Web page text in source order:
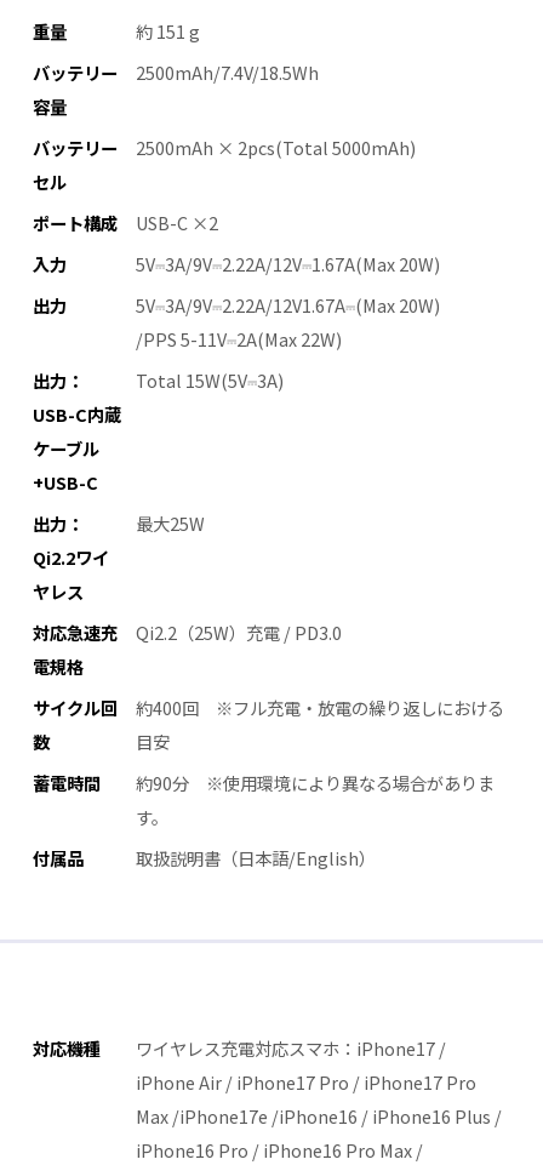
重量
約 151 g
バッテリー
容量
2500mAh/7.4V/18.5Wh
バッテリー
セル
2500mAh × 2pcs(Total 5000mAh)
ポート構成
USB-C ×2
入力
5V⎓3A/9V⎓2.22A/12V⎓1.67A(Max 20W)
出力
5V⎓3A/9V⎓2.22A/12V1.67A⎓(Max 20W)
/PPS 5-11V⎓2A(Max 22W)
出力：
USB-C内蔵
ケーブル
+USB-C
Total 15W(5V⎓3A)
出力：
Qi2.2ワイ
ヤレス
最大25W
対応急速充
電規格
Qi2.2（25W）充電 / PD3.0
サイクル回
数
約400回 ※フル充電・放電の繰り返しにおける
目安
蓄電時間
約90分 ※使用環境により異なる場合がありま
す。
付属品
取扱説明書（日本語/English）
対応機種
ワイヤレス充電対応スマホ：iPhone17 /
iPhone Air / iPhone17 Pro / iPhone17 Pro
Max /iPhone17e /iPhone16 / iPhone16 Plus /
iPhone16 Pro / iPhone16 Pro Max /